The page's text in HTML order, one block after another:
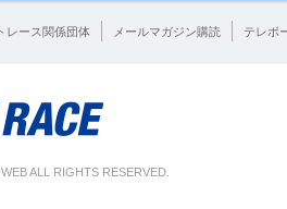
レース関係団体 メールマガジン購読 テレボ
ALL RIGHTS RESERVED.